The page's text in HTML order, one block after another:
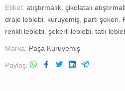
Etiket: atıştırmalık çikolatalı
draje leblebi kuruyemiş parti şekeri
renkli leblebi şekerli leblebi tatlı
Marka: Paşa Kuruyemiş
Paylaş